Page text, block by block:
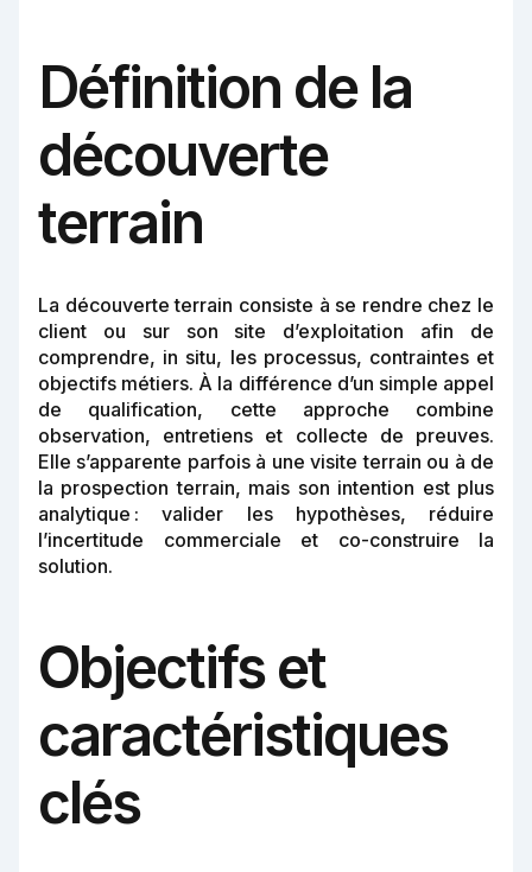
Définition de la
découverte
terrain
La découverte terrain consiste à se rendre chez le
client ou sur son site d’exploitation afin de
comprendre, in situ, les processus, contraintes et
objectifs métiers. À la différence d’un simple appel
de qualification, cette approche combine
observation, entretiens et collecte de preuves.
Elle s’apparente parfois à une visite terrain ou à de
la prospection terrain, mais son intention est plus
analytique : valider les hypothèses, réduire
l’incertitude commerciale et co-construire la
solution.
Objectifs et
caractéristiques
clés